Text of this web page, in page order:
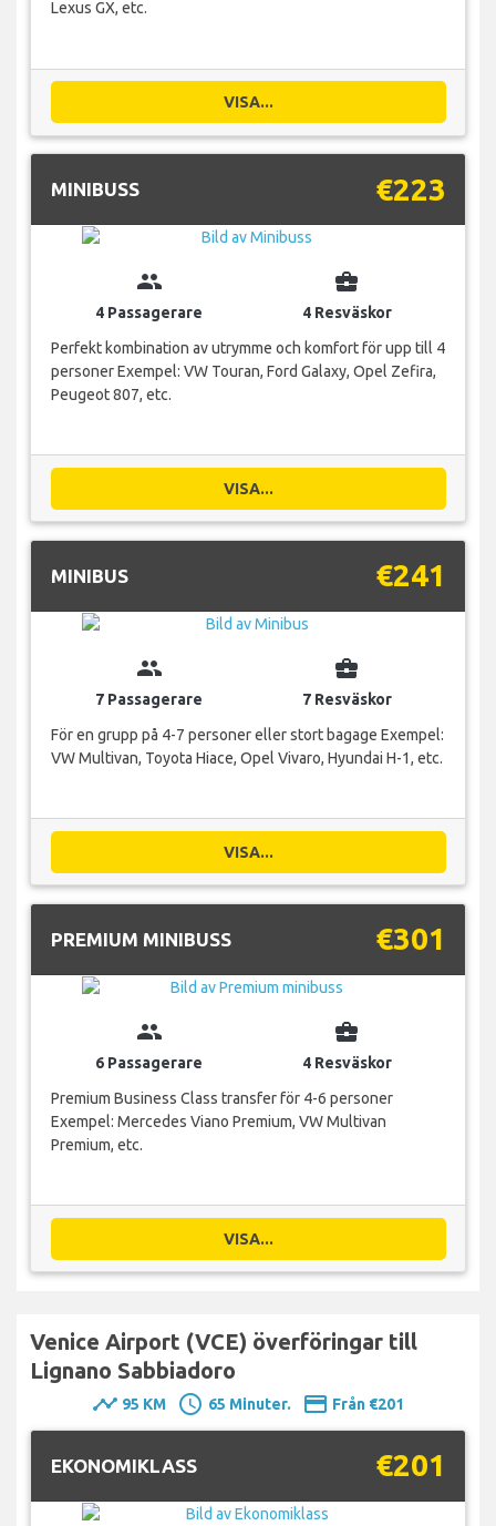
Lexus GX, etc.
VISA...
MINIBUSS €223
group
4 Passagerare
business_center
4 Resväskor
Perfekt kombination av utrymme och komfort för upp till 4
personer Exempel: VW Touran, Ford Galaxy, Opel Zefira,
Peugeot 807, etc.
VISA...
MINIBUS €241
group
7 Passagerare
business_center
7 Resväskor
För en grupp på 4-7 personer eller stort bagage Exempel:
VW Multivan, Toyota Hiace, Opel Vivaro, Hyundai H-1, etc.
VISA...
PREMIUM MINIBUSS €301
group
6 Passagerare
business_center
4 Resväskor
Premium Business Class transfer för 4-6 personer
Exempel: Mercedes Viano Premium, VW Multivan
Premium, etc.
VISA...
Venice Airport (VCE) överföringar till
Lignano Sabbiadoro
timeline 95 KM schedule 65 Minuter. payment Från €201
EKONOMIKLASS €201